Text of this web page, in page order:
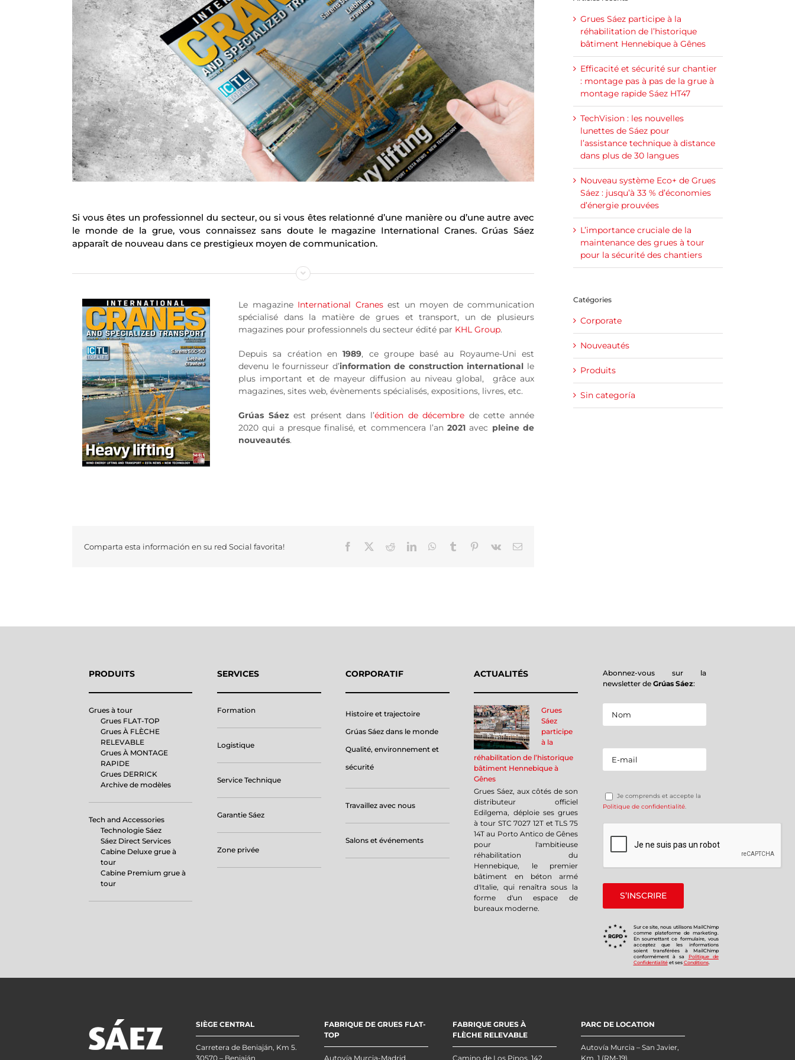
Si vous êtes un professionnel du secteur, ou si vous êtes relationné d’une manière ou d’une autre avec
le monde de la grue, vous connaissez sans doute le magazine International Cranes. Grúas Sáez
apparaît de nouveau dans ce prestigieux moyen de communication.
Le magazine International Cranesest un moyen de communication
spécialisé dans la matière de grues et transport, un de plusieurs
magazines pour professionnels du secteur édité par KHL Group.
Depuis sa création en1989, ce groupe basé au Royaume-Uni est
devenu le fournisseur d’information de construction international le
plus important et de mayeur diffusion au niveau global, grâce aux
magazines, sites web, évènements spécialisés, expositions, livres, etc.
Grúas Sáezest présent dans l’édition de décembre de cette année
2020 qui a presque finalisé, et commencera l’an2021avec pleine de
nouveautés.
Comparta esta información en su red Social favorita! Facebook RedditLinkedInWhatsApp
Tumblr Pinterest
Vk Email
Grues Sáez participe à la
réhabilitation de l’historique
bâtiment Hennebique à Gênes
Efficacité et sécurité sur chantier
: montage pas à pas de la grue à
montage rapide Sáez HT47
TechVision : les nouvelles
lunettes de Sáez pour
l’assistance technique à distance
dans plus de 30 langues
Nouveau système Eco+ de Grues
Sáez : jusqu’à 33 % d’économies
d’énergie prouvées
L’importance cruciale de la
maintenance des grues à tour
pour la sécurité des chantiers
Catégories
Corporate
Nouveautés
Produits
Sin categoría
PRODUITS
Grues à tour
Grues FLAT-TOP
Grues À FLÈCHE
RELEVABLE
Grues À MONTAGE
RAPIDE
Grues DERRICK
Archive de modèles
Tech and Accessories
Technologie Sáez
Sáez Direct Services
Cabine Deluxe grue à
tour
Cabine Premium grue à
tour
SERVICES
Formation
Logistique
Service Technique
Garantie Sáez
Zone privée
CORPORATIF
Histoire et trajectoire
Grúas Sáez dans le monde
Qualité, environnement et
sécurité
Travaillez avec nous
Salons et événements
ACTUALITÉS
Grues
Sáez
participe
à la
réhabilitation de l’historique
bâtiment Hennebique à
Gênes
Grues Sáez, aux côtés de son
distributeur officiel
Edilgema, déploie ses grues
à tour STC 7027 12T et TLS 75
14T au Porto Antico de Gênes
pour l'ambitieuse
réhabilitation du
Hennebique, le premier
bâtiment en béton armé
d'Italie, qui renaîtra sous la
forme d'un espace de
bureaux moderne.
Abonnez-vous sur la
newsletter de Grúas Sáez:
Je comprends et accepte la
Politique de confidentialité.
Sur ce site, nous utilisons MailChimp
comme plateforme de marketing.
En soumettant ce formulaire, vous
acceptez que les informations
soient transférées à MailChimp
conformément à sa Politique de
Confidentialitéet ses Conditions.
SIÈGE CENTRAL
Carretera de Beniaján, Km 5.
30570 – Beniaján
FABRIQUE DE GRUES FLAT-
TOP
Autovía Murcia-Madrid,
FABRIQUE GRUES À
FLÈCHE RELEVABLE
Camino de Los Pinos, 142
PARC DE LOCATION
Autovía Murcia – San Javier,
Km. 1 (RM-19)